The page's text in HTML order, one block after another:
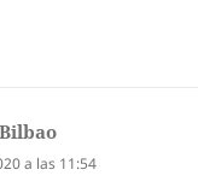
a las 11:54